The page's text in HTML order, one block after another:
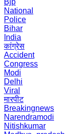
Bjp
National
Police
Bihar
India
कांग्रेस
Accident
Congress
Modi
Delhi
Viral
मारपीट
Breakingnews
Narendramodi
Nitishkumar